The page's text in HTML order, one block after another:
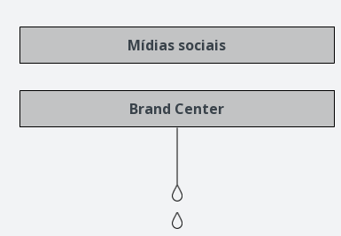
Mídias sociais
Brand Center